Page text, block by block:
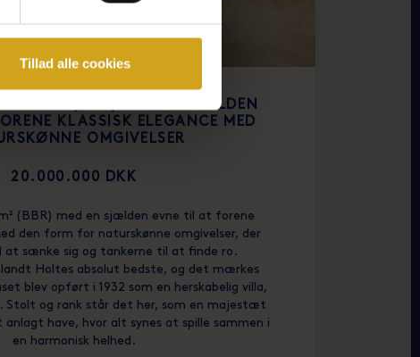
Tillad alle cookies
269 M² (BBR) MED EN SJÆLDEN
KLASSISK ELEGANCE MED
OMGIVELSER
20.000.000 DKK
(BBR) med en sjælden evne til at forene
den form for naturskønne omgivelser, der
at sænke sig og tankerne til at finde ro.
Holtes absolut bedste, og det mærkes
blev opført i 1932 som en herskabelig villa,
Stolt og rank står det her, som en majestæt
have, hvor alt synes at spille sammen i
en harmonisk helhed.